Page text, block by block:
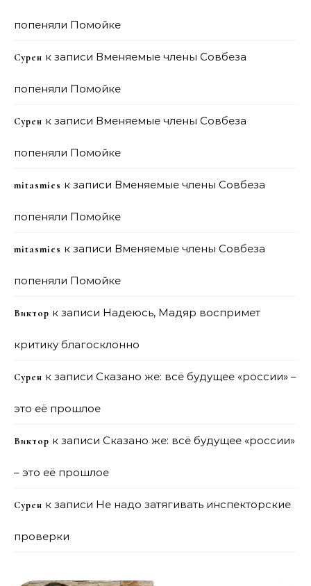
попеняли Помойке
Сурен к записи Вменяемые члены Совбеза
попеняли Помойке
Сурен к записи Вменяемые члены Совбеза
попеняли Помойке
mitasmies к записи Вменяемые члены Совбеза
попеняли Помойке
mitasmies к записи Вменяемые члены Совбеза
попеняли Помойке
Виктор к записи Надеюсь, Мадяр воспримет
критику благосклонно
Сурен к записи Сказано же: всё будущее «россии» –
это её прошлое
Виктор к записи Сказано же: всё будущее «россии»
– это её прошлое
Сурен к записи Не надо затягивать инспекторские
проверки